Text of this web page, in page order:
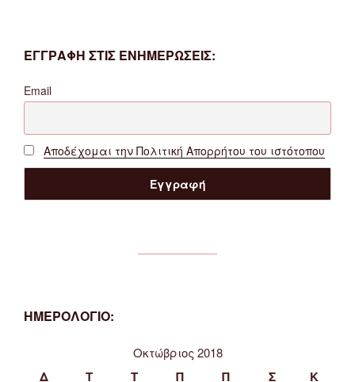
ΕΓΓΡΑΦΗ ΣΤΙΣ ΕΝΗΜΕΡΩΣΕΙΣ:
Email
Αποδέχομαι την Πολιτική Απορρήτου του ιστότοπου
ΗΜΕΡΟΛΟΓΙΟ:
Οκτώβριος 2018
Δ Τ Τ Π Π Σ Κ